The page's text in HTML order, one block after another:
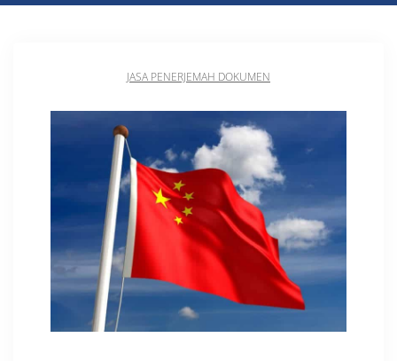
JASA PENERJEMAH DOKUMEN